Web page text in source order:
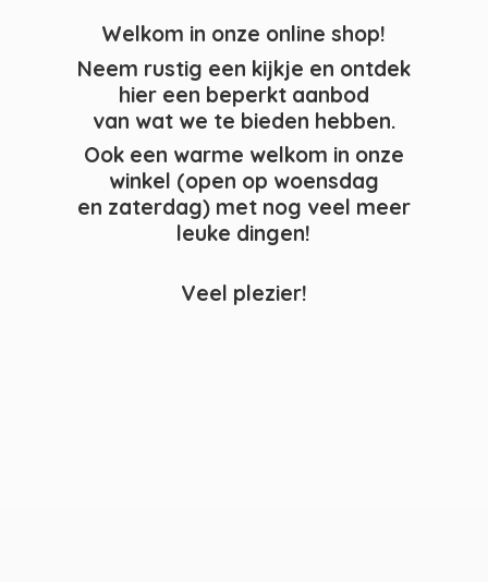
Welkom in onze online shop!
Neem rustig een kijkje en ontdek
hier een beperkt aanbod
van wat we te bieden hebben.
Ook een warme welkom in onze
winkel (open op woensdag
en zaterdag) met nog veel meer
leuke dingen!
Veel plezier!